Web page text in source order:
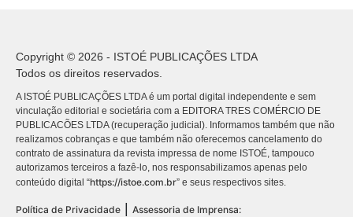
Copyright © 2026 - ISTOÉ PUBLICAÇÕES LTDA
Todos os direitos reservados.
A ISTOÉ PUBLICAÇÕES LTDA é um portal digital independente e sem
vinculação editorial e societária com a EDITORA TRES COMÉRCIO DE
PUBLICACÕES LTDA (recuperação judicial). Informamos também que não
realizamos cobranças e que também não oferecemos cancelamento do
contrato de assinatura da revista impressa de nome ISTOÉ, tampouco
autorizamos terceiros a fazê-lo, nos responsabilizamos apenas pelo
conteúdo digital “https://istoe.com.br” e seus respectivos sites.
Política de Privacidade | Assessoria de Imprensa: